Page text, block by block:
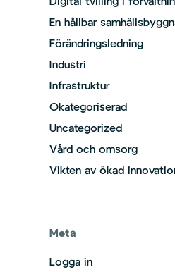
En hållbar
Förändringsledning
Industri
Infrastruktur
Okategoriserad
Uncategorized
Vård och omsorg
Vikten av ökad
Meta
Logga in